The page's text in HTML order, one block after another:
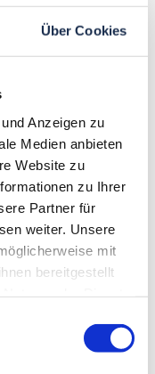
Über Cookies
Anzeigen zu
Medien anbieten
Website zu
zu Ihrer
Partner für
weiter. Unsere
mit
bereitgestellt